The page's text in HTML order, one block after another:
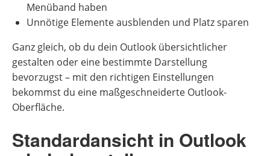
Menüband haben
Unnötige Elemente ausblenden und Platz sparen
Ganz gleich, ob du dein Outlook übersichtlicher
gestalten oder eine bestimmte Darstellung
bevorzugst – mit den richtigen Einstellungen
bekommst du eine maßgeschneiderte Outlook-
Oberfläche.
Standardansicht in Outlook